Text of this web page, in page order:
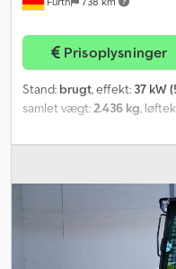
Prisoplysninger
Stand: brugt, effekt: 37 kW
samlet vægt:2.436 kg,
standardskovl,
driftsvægt: ca. 2.436 kg, 4-
EDM02 - 49,64 hk / 36,50
JOYSTICK-styring, SKOVL
EKSTRA HYDRAULIK,
ROPS / FOPS, DØR,
FORLYGTER (foran),